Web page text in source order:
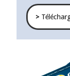
>